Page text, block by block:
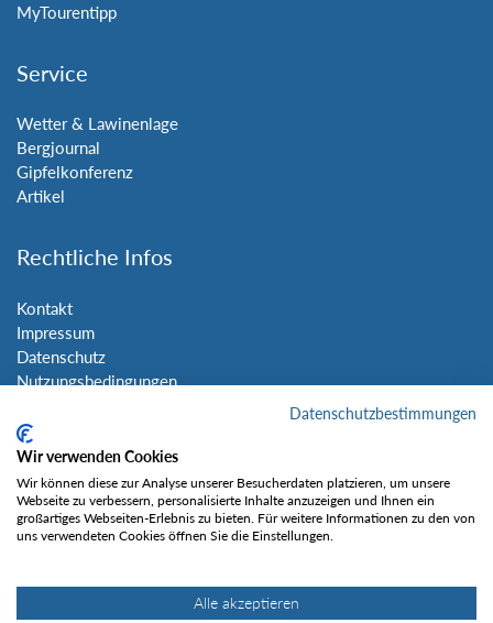
MyTourentipp
Service
Wetter & Lawinenlage
Bergjournal
Gipfelkonferenz
Artikel
Rechtliche Infos
Kontakt
Impressum
Datenschutz
Nutzungsbedingungen
Social Media
Gefällt mir
Datenschutzbestimmungen
Wir verwenden Cookies
Wir können diese zur Analyse unserer Besucherdaten platzieren, um unsere
Webseite zu verbessern, personalisierte Inhalte anzuzeigen und Ihnen ein
großartiges Webseiten-Erlebnis zu bieten. Für weitere Informationen zu den von
uns verwendeten Cookies öffnen Sie die Einstellungen.
Alle akzeptieren